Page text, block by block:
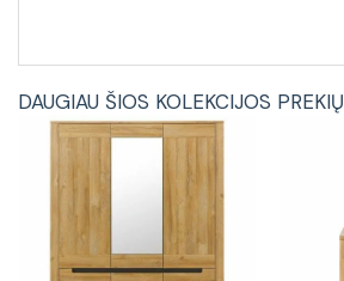
DAUGIAU ŠIOS KOLEKCIJOS PREKIŲ